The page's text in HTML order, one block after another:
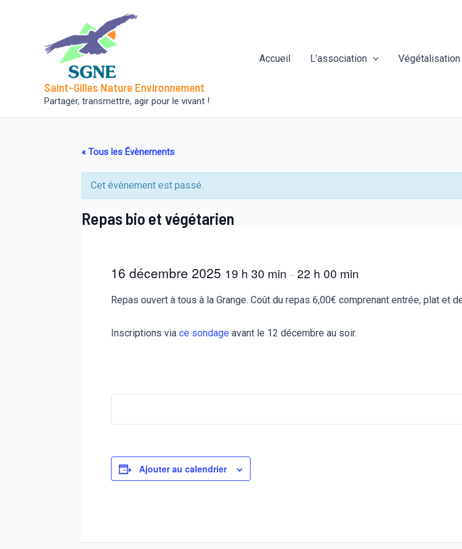
Saint-Gilles Nature Environnement
Partager, transmettre, agir pour le vivant !
Accueil L’association Végétalisation
« Tous les Évènements
Cet évènement est passé.
Repas bio et végétarien
16 décembre 2025 19 h 30 min –22 h 00 min
Repas ouvert à tous à la Grange. Coût du repas 6,00€ comprenant entrée, plat
Inscriptions via ce sondage avant le 12 décembre au soir.
Ajouter au calendrier